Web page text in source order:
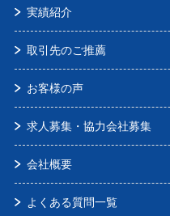
実績紹介
取引先のご推薦
お客様の声
求人募集・協力会社募集
会社概要
よくある質問一覧